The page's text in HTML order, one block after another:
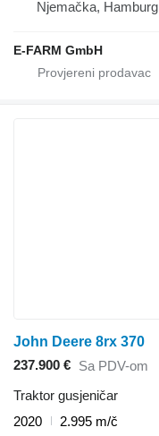
Njemačka, Hamburg
E-FARM GmbH
John Deere 8rx 370
237.900 € Sa PDV-om
Traktor gusjeničar
2020
2.995 m/č